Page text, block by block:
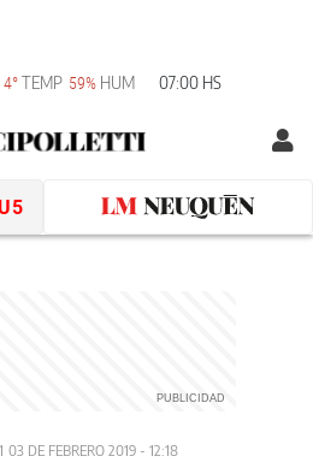
4°TEMP 59% HUM 07:00 HS
03 DE FEBRERO 2019 - 12:18